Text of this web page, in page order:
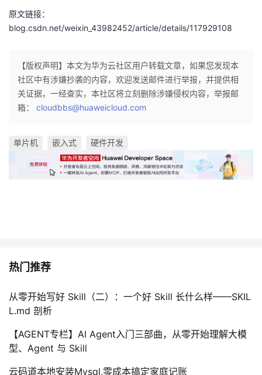
原文链接：
blog.csdn.net/weixin_43982452/article/details/117929108
【版权声明】本文为华为云社区用户转载文章，如果您发现本
社区中有涉嫌抄袭的内容，欢迎发送邮件进行举报，并提供相
关证据，一经查实，本社区将立刻删除涉嫌侵权内容，举报邮
箱： cloudbbs@huaweicloud.com
单片机 嵌入式 硬件开发
热门推荐
从零开始写好 Skill（二）：一个好 Skill 长什么样——SKIL
L.md 剖析
【AGENT专栏】AI Agent入门三部曲，从零开始理解大模
型、Agent 与 Skill
云码道本地安装Mysql,零成本搞定家庭记账